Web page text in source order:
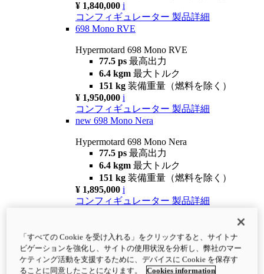
¥ 1,840,000 i
コンフィギュレーター 製品詳細
698 Mono RVE
Hypermotard 698 Mono RVE
77.5 ps 最高出力
6.4 kgm 最大トルク
151 kg 装備重量（燃料を除く）
¥ 1,950,000 i
コンフィギュレーター 製品詳細
new 698 Mono Nera
Hypermotard 698 Mono Nera
77.5 ps 最高出力
6.4 kgm 最大トルク
151 kg 装備重量（燃料を除く）
¥ 1,895,000 i
コンフィギュレーター 製品詳細
Hypermotard V2
120.4 hp最高出力
9.6 kgm最大トルク
180 kg装備重量（燃料を除く）
「すべての Cookie を受け入れる」をクリックすると、サイトナ
ビゲーションを強化し、サイトの使用状況を分析し、弊社のマー
ケティング活動を支援するために、デバイスに Cookie を保存す
ることに同意したことになります。
Cookies information